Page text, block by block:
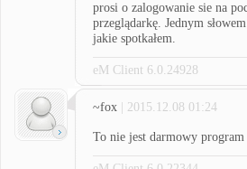
prosi o zalogowanie sie na
przeglądarkę. Jednym
jakie spotkałem.
eM Client 6.0.24928
~fox | 2015.12.08 01:24
To nie jest darmowy